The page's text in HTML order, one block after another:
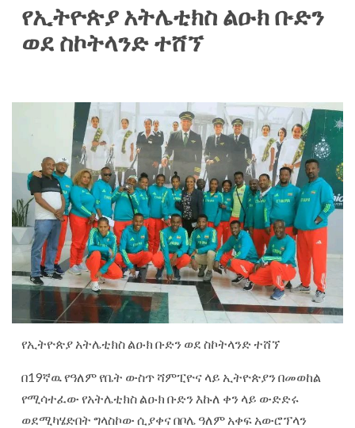
የኢትዮጵያ አትሌቲክስ ልዑክ ቡድን
ወደ ስኮትላንድ ተሸኘ
የኢትዮጵያ አትሌቲክስ ልዑክ ቡድን ወደ ስኮትላንድ ተሸኘ
በ19ኛዉ የዓለም የቤት ውስጥ ሻምፒዮና ላይ ኢትዮጵያን በመወከል
የሚሳተፈው የአትሌቲክስ ልዑክ ቡድን እኩለ ቀን ላይ ውድድሩ
ወደሚካሄድበት ግላስኮው ሲያቀና በቦሌ ዓለም አቀፍ አውሮፕላን